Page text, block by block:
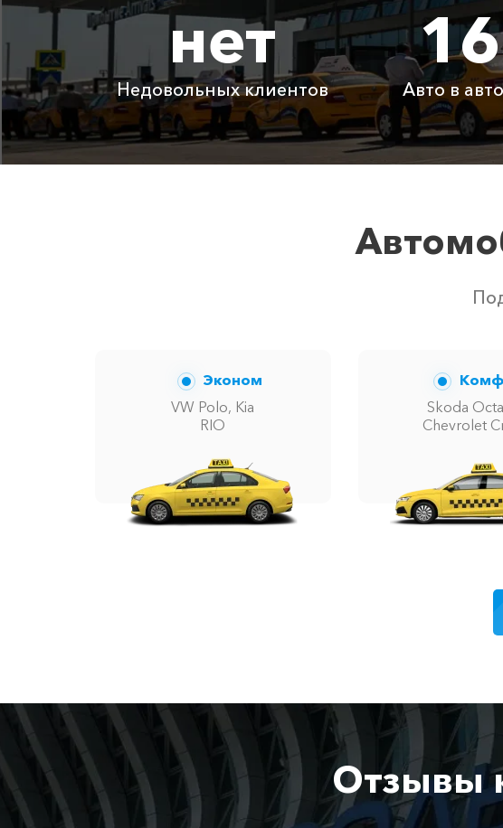
Абрау-Дюрсо ⇆ Чапаевка
Абрау-Дюрсо ⇆ Воронеж 5450 ₽
Детское автокресло
Ожидание машины
нет
Недовольных клиентов Авто в
Эконом
VW Polo, Kia
RIO
Skoda
Chevrolet
Отзывы